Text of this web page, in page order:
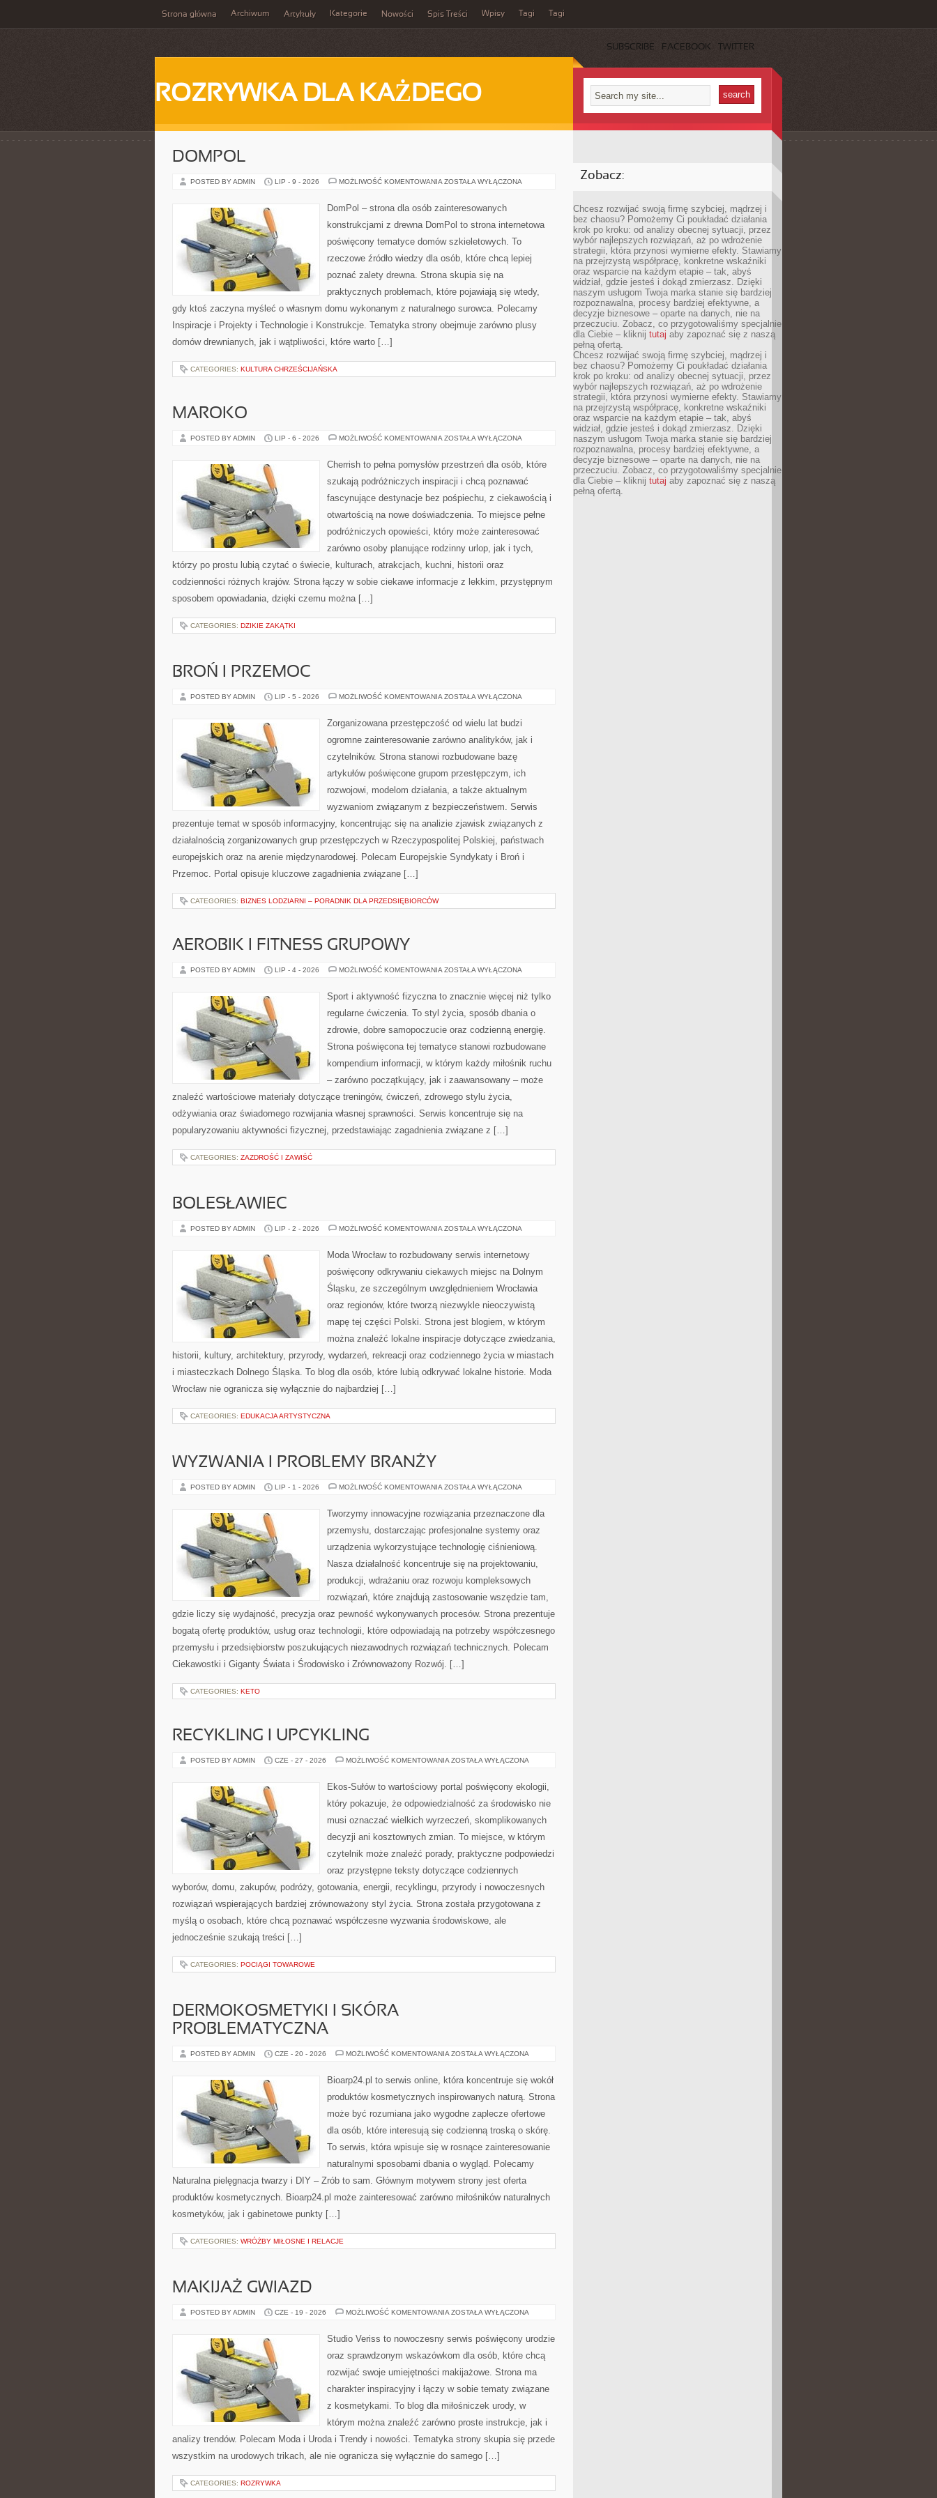
Strona główna Archiwum Artykuły Kategorie Nowości Spis Treści Wpisy Tagi Tagi
SUBSCRIBE FACEBOOK TWITTER
ROZRYWKA DLA KAŻDEGO
DOMPOL
POSTED BY ADMIN LIP - 9 - 2026 MOŻLIWOŚĆ KOMENTOWANIA DOMPOL
ZOSTAŁA WYŁĄCZONA
DomPol – strona dla osób zainteresowanych
konstrukcjami z drewna DomPol to strona internetowa
poświęcony tematyce domów szkieletowych. To
rzeczowe źródło wiedzy dla osób, które chcą lepiej
poznać zalety drewna. Strona skupia się na
praktycznych problemach, które pojawiają się wtedy,
gdy ktoś zaczyna myśleć o własnym domu wykonanym z naturalnego surowca. Polecamy
Inspiracje i Projekty i Technologie i Konstrukcje. Tematyka strony obejmuje zarówno plusy
domów drewnianych, jak i wątpliwości, które warto […]
CATEGORIES: KULTURA CHRZEŚCIJAŃSKA
MAROKO
POSTED BY ADMIN LIP - 6 - 2026 MOŻLIWOŚĆ KOMENTOWANIA MAROKO
ZOSTAŁA WYŁĄCZONA
Cherrish to pełna pomysłów przestrzeń dla osób, które
szukają podróżniczych inspiracji i chcą poznawać
fascynujące destynacje bez pośpiechu, z ciekawością i
otwartością na nowe doświadczenia. To miejsce pełne
podróżniczych opowieści, który może zainteresować
zarówno osoby planujące rodzinny urlop, jak i tych,
którzy po prostu lubią czytać o świecie, kulturach, atrakcjach, kuchni, historii oraz
codzienności różnych krajów. Strona łączy w sobie ciekawe informacje z lekkim, przystępnym
sposobem opowiadania, dzięki czemu można […]
CATEGORIES: DZIKIE ZAKĄTKI
BROŃ I PRZEMOC
POSTED BY ADMIN LIP - 5 - 2026 MOŻLIWOŚĆ KOMENTOWANIA BROŃ
ZOSTAŁA WYŁĄCZONA
Zorganizowana przestępczość od wielu lat budzi
ogromne zainteresowanie zarówno analityków, jak i
czytelników. Strona stanowi rozbudowane bazę
artykułów poświęcone grupom przestępczym, ich
rozwojowi, modelom działania, a także aktualnym
wyzwaniom związanym z bezpieczeństwem. Serwis
prezentuje temat w sposób informacyjny, koncentrując się na analizie zjawisk związanych z
działalnością zorganizowanych grup przestępczych w Rzeczypospolitej Polskiej, państwach
europejskich oraz na arenie międzynarodowej. Polecam Europejskie Syndykaty i Broń i
Przemoc. Portal opisuje kluczowe zagadnienia związane […]
CATEGORIES: BIZNES LODZIARNI – PORADNIK DLA PRZEDSIĘBIORCÓW
AEROBIK I FITNESS GRUPOWY
POSTED BY ADMIN LIP - 4 - 2026 MOŻLIWOŚĆ KOMENTOWANIA AEROBIK
GRUPOWY
ZOSTAŁA WYŁĄCZONA
Sport i aktywność fizyczna to znacznie więcej niż tylko
regularne ćwiczenia. To styl życia, sposób dbania o
zdrowie, dobre samopoczucie oraz codzienną energię.
Strona poświęcona tej tematyce stanowi rozbudowane
kompendium informacji, w którym każdy miłośnik ruchu
– zarówno początkujący, jak i zaawansowany – może
znaleźć wartościowe materiały dotyczące treningów, ćwiczeń, zdrowego stylu życia,
odżywiania oraz świadomego rozwijania własnej sprawności. Serwis koncentruje się na
popularyzowaniu aktywności fizycznej, przedstawiając zagadnienia związane z […]
CATEGORIES: ZAZDROŚĆ I ZAWIŚĆ
BOLESŁAWIEC
POSTED BY ADMIN LIP - 2 - 2026 MOŻLIWOŚĆ KOMENTOWANIA BOLESŁAWIEC
ZOSTAŁA WYŁĄCZONA
Moda Wrocław to rozbudowany serwis internetowy
poświęcony odkrywaniu ciekawych miejsc na Dolnym
Śląsku, ze szczególnym uwzględnieniem Wrocławia
oraz regionów, które tworzą niezwykle nieoczywistą
mapę tej części Polski. Strona jest blogiem, w którym
można znaleźć lokalne inspiracje dotyczące zwiedzania,
historii, kultury, architektury, przyrody, wydarzeń, rekreacji oraz codziennego życia w miastach
i miasteczkach Dolnego Śląska. To blog dla osób, które lubią odkrywać lokalne historie. Moda
Wrocław nie ogranicza się wyłącznie do najbardziej […]
CATEGORIES: EDUKACJA ARTYSTYCZNA
WYZWANIA I PROBLEMY BRANŻY
POSTED BY ADMIN LIP - 1 - 2026 MOŻLIWOŚĆ KOMENTOWANIA WYZWANIA
BRANŻY
ZOSTAŁA WYŁĄCZONA
Tworzymy innowacyjne rozwiązania przeznaczone dla
przemysłu, dostarczając profesjonalne systemy oraz
urządzenia wykorzystujące technologię ciśnieniową.
Nasza działalność koncentruje się na projektowaniu,
produkcji, wdrażaniu oraz rozwoju kompleksowych
rozwiązań, które znajdują zastosowanie wszędzie tam,
gdzie liczy się wydajność, precyzja oraz pewność wykonywanych procesów. Strona prezentuje
bogatą ofertę produktów, usług oraz technologii, które odpowiadają na potrzeby współczesnego
przemysłu i przedsiębiorstw poszukujących niezawodnych rozwiązań technicznych. Polecam
Ciekawostki i Giganty Świata i Środowisko i Zrównoważony Rozwój. […]
CATEGORIES: KETO
RECYKLING I UPCYKLING
POSTED BY ADMIN CZE - 27 - 2026 MOŻLIWOŚĆ KOMENTOWANIA RECYKLING
ZOSTAŁA WYŁĄCZONA
Ekos-Sułów to wartościowy portal poświęcony ekologii,
który pokazuje, że odpowiedzialność za środowisko nie
musi oznaczać wielkich wyrzeczeń, skomplikowanych
decyzji ani kosztownych zmian. To miejsce, w którym
czytelnik może znaleźć porady, praktyczne podpowiedzi
oraz przystępne teksty dotyczące codziennych
wyborów, domu, zakupów, podróży, gotowania, energii, recyklingu, przyrody i nowoczesnych
rozwiązań wspierających bardziej zrównoważony styl życia. Strona została przygotowana z
myślą o osobach, które chcą poznawać współczesne wyzwania środowiskowe, ale
jednocześnie szukają treści […]
CATEGORIES: POCIĄGI TOWAROWE
DERMOKOSMETYKI I SKÓRA
PROBLEMATYCZNA
POSTED BY ADMIN CZE - 20 - 2026 MOŻLIWOŚĆ KOMENTOWANIA DERMOKOSMETYKI
PROBLEMATYCZNA
ZOSTAŁA WYŁĄCZONA
Bioarp24.pl to serwis online, która koncentruje się wokół
produktów kosmetycznych inspirowanych naturą. Strona
może być rozumiana jako wygodne zaplecze ofertowe
dla osób, które interesują się codzienną troską o skórę.
To serwis, która wpisuje się w rosnące zainteresowanie
naturalnymi sposobami dbania o wygląd. Polecamy
Naturalna pielęgnacja twarzy i DIY – Zrób to sam. Głównym motywem strony jest oferta
produktów kosmetycznych. Bioarp24.pl może zainteresować zarówno miłośników naturalnych
kosmetyków, jak i gabinetowe punkty […]
CATEGORIES: WRÓŻBY MIŁOSNE I RELACJE
MAKIJAŻ GWIAZD
POSTED BY ADMIN CZE - 19 - 2026 MOŻLIWOŚĆ KOMENTOWANIA MAKIJAŻ
ZOSTAŁA WYŁĄCZONA
Studio Veriss to nowoczesny serwis poświęcony urodzie
oraz sprawdzonym wskazówkom dla osób, które chcą
rozwijać swoje umiejętności makijażowe. Strona ma
charakter inspiracyjny i łączy w sobie tematy związane
z kosmetykami. To blog dla miłośniczek urody, w
którym można znaleźć zarówno proste instrukcje, jak i
analizy trendów. Polecam Moda i Uroda i Trendy i nowości. Tematyka strony skupia się przede
wszystkim na urodowych trikach, ale nie ogranicza się wyłącznie do samego […]
CATEGORIES: ROZRYWKA
Zobacz:
Chcesz rozwijać swoją firmę szybciej, mądrzej i
bez chaosu? Pomożemy Ci poukładać działania
krok po kroku: od analizy obecnej sytuacji, przez
wybór najlepszych rozwiązań, aż po wdrożenie
strategii, która przynosi wymierne efekty. Stawiamy
na przejrzystą współpracę, konkretne wskaźniki
oraz wsparcie na każdym etapie – tak, abyś
widział, gdzie jesteś i dokąd zmierzasz. Dzięki
naszym usługom Twoja marka stanie się bardziej
rozpoznawalna, procesy bardziej efektywne, a
decyzje biznesowe – oparte na danych, nie na
przeczuciu. Zobacz, co przygotowaliśmy specjalnie
dla Ciebie – kliknij tutaj aby zapoznać się z naszą
pełną ofertą.
Chcesz rozwijać swoją firmę szybciej, mądrzej i
bez chaosu? Pomożemy Ci poukładać działania
krok po kroku: od analizy obecnej sytuacji, przez
wybór najlepszych rozwiązań, aż po wdrożenie
strategii, która przynosi wymierne efekty. Stawiamy
na przejrzystą współpracę, konkretne wskaźniki
oraz wsparcie na każdym etapie – tak, abyś
widział, gdzie jesteś i dokąd zmierzasz. Dzięki
naszym usługom Twoja marka stanie się bardziej
rozpoznawalna, procesy bardziej efektywne, a
decyzje biznesowe – oparte na danych, nie na
przeczuciu. Zobacz, co przygotowaliśmy specjalnie
dla Ciebie – kliknij tutaj aby zapoznać się z naszą
pełną ofertą.